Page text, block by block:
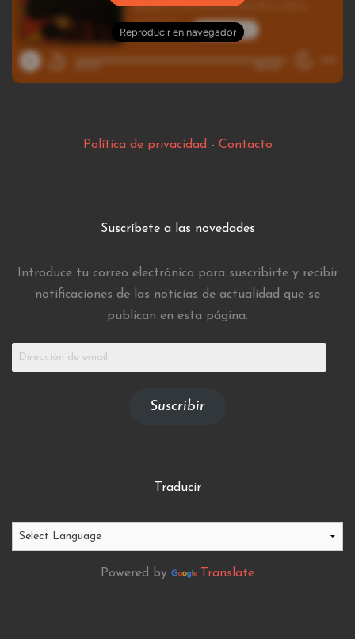
Política de privacidad - Contacto
Suscríbete a las novedades
Introduce tu correo electrónico para suscribirte y recibir
notificaciones de las noticias de actualidad que se
publican en esta página.
Dirección
Suscribir
Traducir
Powered by Translate